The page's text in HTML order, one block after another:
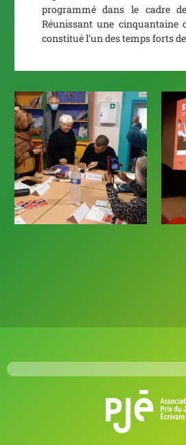
programmé dans le cadre
Réunissant une cinquantaine
constitué l’un des temps forts